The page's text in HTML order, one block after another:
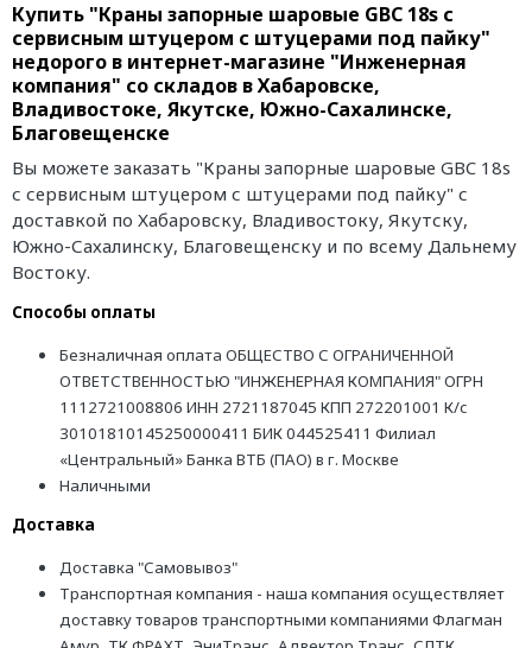
Купить "Краны запорные шаровые GBC 18s с
сервисным штуцером с штуцерами под пайку"
недорого в интернет-магазине "Инженерная
компания" со складов в Хабаровске,
Владивостоке, Якутске, Южно-Сахалинске,
Благовещенске
Вы можете заказать "Краны запорные шаровые GBC 18s
с сервисным штуцером с штуцерами под пайку" с
доставкой по Хабаровску, Владивостоку, Якутску,
Южно-Сахалинску, Благовещенску и по всему Дальнему
Востоку.
Способы оплаты
Безналичная оплата ОБЩЕСТВО С ОГРАНИЧЕННОЙ
ОТВЕТСТВЕННОСТЬЮ "ИНЖЕНЕРНАЯ КОМПАНИЯ" ОГРН
1112721008806 ИНН 2721187045 КПП 272201001 К/с
30101810145250000411 БИК 044525411 Филиал
«Центральный» Банка ВТБ (ПАО) в г. Москве
Наличными
Доставка
Доставка "Самовывоз"
Транспортная компания - наша компания осуществляет
доставку товаров транспортными компаниями Флагман